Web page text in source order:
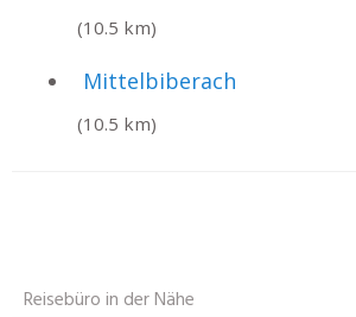
(10.5 km)
Mittelbiberach
(10.5 km)
Reisebüro in der Nähe